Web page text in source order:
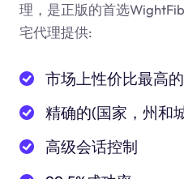
理，是正版的首选
宅代理提供:
市场上性价比最高
精确的(国家，州和
高级会话控制